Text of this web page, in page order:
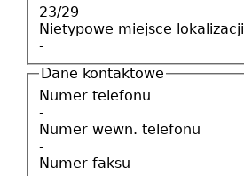
23/29
Nietypowe miejsce lokalizacji
-
Dane kontaktowe
Numer telefonu
-
Numer wewn. telefonu
-
Numer faksu